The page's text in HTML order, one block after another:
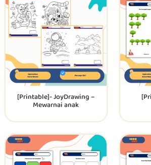
[Printable]- JoyDrawing –
Mewarnai anak